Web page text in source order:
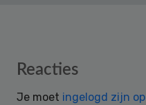
Reader
Reacties
Je moet ingelogd zijn op